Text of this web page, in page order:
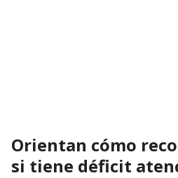
Orientan cómo
si tiene déficit